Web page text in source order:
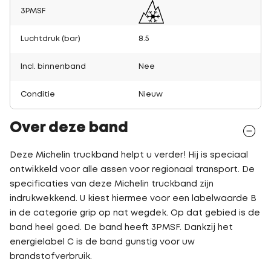
3PMSF
Luchtdruk (bar) 8.5
Incl. binnenband Nee
Conditie Nieuw
Over deze band
Deze Michelin truckband helpt u verder! Hij is speciaal
ontwikkeld voor alle assen voor regionaal transport. De
specificaties van deze Michelin truckband zijn
indrukwekkend. U kiest hiermee voor een labelwaarde B
in de categorie grip op nat wegdek. Op dat gebied is de
band heel goed. De band heeft 3PMSF. Dankzij het
energielabel C is de band gunstig voor uw
brandstofverbruik.